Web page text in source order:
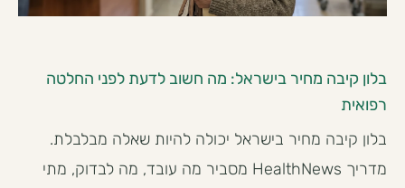
בלון קיבה מחיר בישראל: מה חשוב לדעת לפני החלטה
רפואית
בלון קיבה מחיר בישראל יכולה להיות שאלה מבלבלת.
מדריך HealthNews מסביר מה עובד, מה לבדוק, מתי